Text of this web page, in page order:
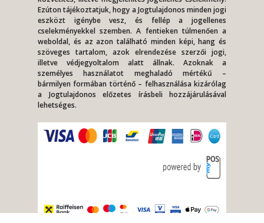
Ezúton tájékoztatjuk, hogy a Jogtulajdonos minden jogi
eszközt igénybe vesz, és fellép a jogellenes
cselekményekkel szemben. A fentieken túlmenően a
weboldal, és az azon található minden képi, hang és
szöveges tartalom, azok elrendezése szerzői jogi,
illetve védjegyoltalom alatt állnak. Azoknak a
személyes használatot meghaladó mértékű –
bármilyen formában történő – felhasználása kizárólag
a Jogtulajdonos előzetes írásbeli hozzájárulásával
lehetséges.